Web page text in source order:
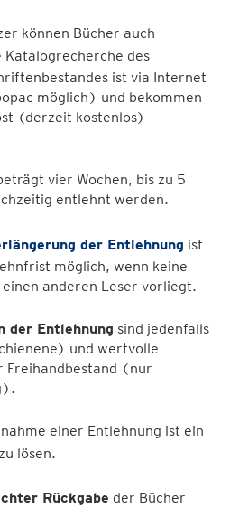
können Bücher auch
Katalogrecherche des
ist via Internet
möglich) und bekommen
(derzeit kostenlos)
vier Wochen, bis zu 5
entlehnt werden.
der Entlehnung ist
möglich, wenn keine
anderen Leser vorliegt.
der Entlehnung sind jedenfalls
und wertvolle
Freihandbestand (nur
einer Entlehnung ist ein
lösen.
Rückgabe der Bücher